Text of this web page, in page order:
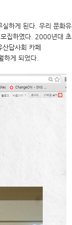
하게 된다. 우리 문화유
집하였다. 2000년대 초
답사회 카페
게 되었다.